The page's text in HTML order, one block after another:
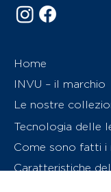
Home
INVU – il marchio
Le nostre
Tecnologia delle
Come sono fatti i
Caratteristiche